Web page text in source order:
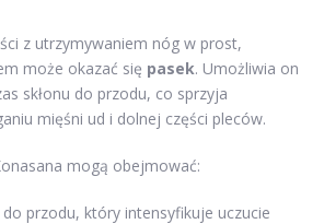
z utrzymywaniem nóg w prost,
może okazać się pasek. Umożliwia on
skłonu do przodu, co sprzyja
mięśni ud i dolnej części pleców.
mogą obejmować:
przodu, który intensyfikuje uczucie